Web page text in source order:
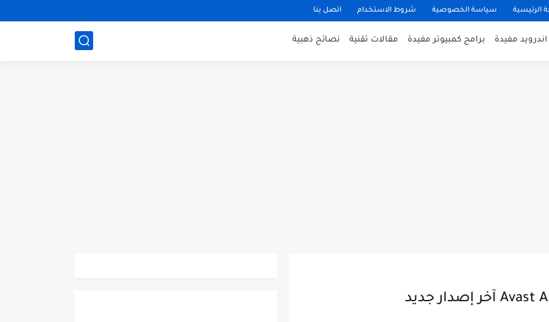
الرئيسية سياسة الخصوصية شروط الاستخدام اتصل بنا
مفيدة برامج كمبيوتر مفيدة مقالات تقنية نصائح ذهبية